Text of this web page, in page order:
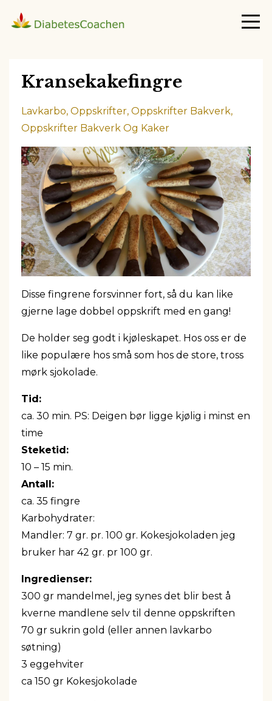
Kransekakefingre
Lavkarbo Oppskrifter Oppskrifter Bakverk
Oppskrifter Bakverk Og Kaker
Disse fingrene forsvinner fort, så du kan like
gjerne lage dobbel oppskrift med en gang!
De holder seg godt i kjøleskapet. Hos oss er de
like populære hos små som hos de store, tross
mørk sjokolade.
Tid:
ca. 30 min. PS: Deigen bør ligge kjølig i minst en
time
Steketid:
10 – 15 min.
Antall:
ca. 35 fingre
Karbohydrater:
Mandler: 7 gr. pr. 100 gr. Kokesjokoladen jeg
bruker har 42 gr. pr 100 gr.
Ingredienser:
300 gr mandelmel, jeg synes det blir best å
kverne mandlene selv til denne oppskriften
70 gr sukrin gold (eller annen lavkarbo
søtning)
3 eggehviter
ca 150 gr Kokesjokolade